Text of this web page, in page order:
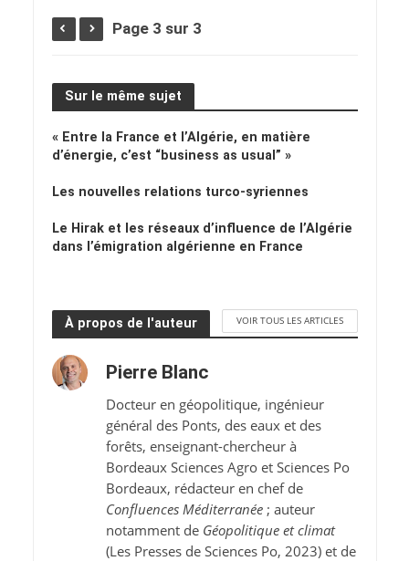
Page 3 sur 3
Sur le même sujet
« Entre la France et l’Algérie, en matière
d’énergie, c’est “business as usual” »
Les nouvelles relations turco-syriennes
Le Hirak et les réseaux d’influence de l’Algérie
dans l’émigration algérienne en France
À propos de l'auteur VOIR TOUS LES ARTICLES
Pierre Blanc
Docteur en géopolitique, ingénieur
général des Ponts, des eaux et des
forêts, enseignant-chercheur à
Bordeaux Sciences Agro et Sciences Po
Bordeaux, rédacteur en chef de
Confluences Méditerranée; auteur
notamment de Géopolitique et climat
(Les Presses de Sciences Po, 2023) et de